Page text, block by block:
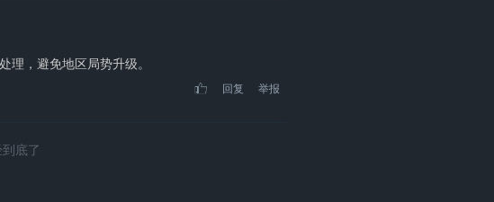
理，避免地区局势升级。
回复 举报
底了